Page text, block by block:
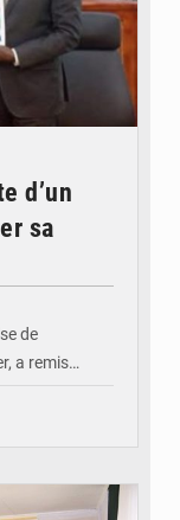
d’un
sa
de
a remis…